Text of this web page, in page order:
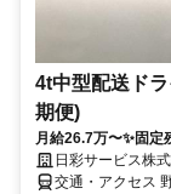
4t中型配送ド
期便)
月給26.7万〜✨固定
日彩サービス株
交通・アクセス